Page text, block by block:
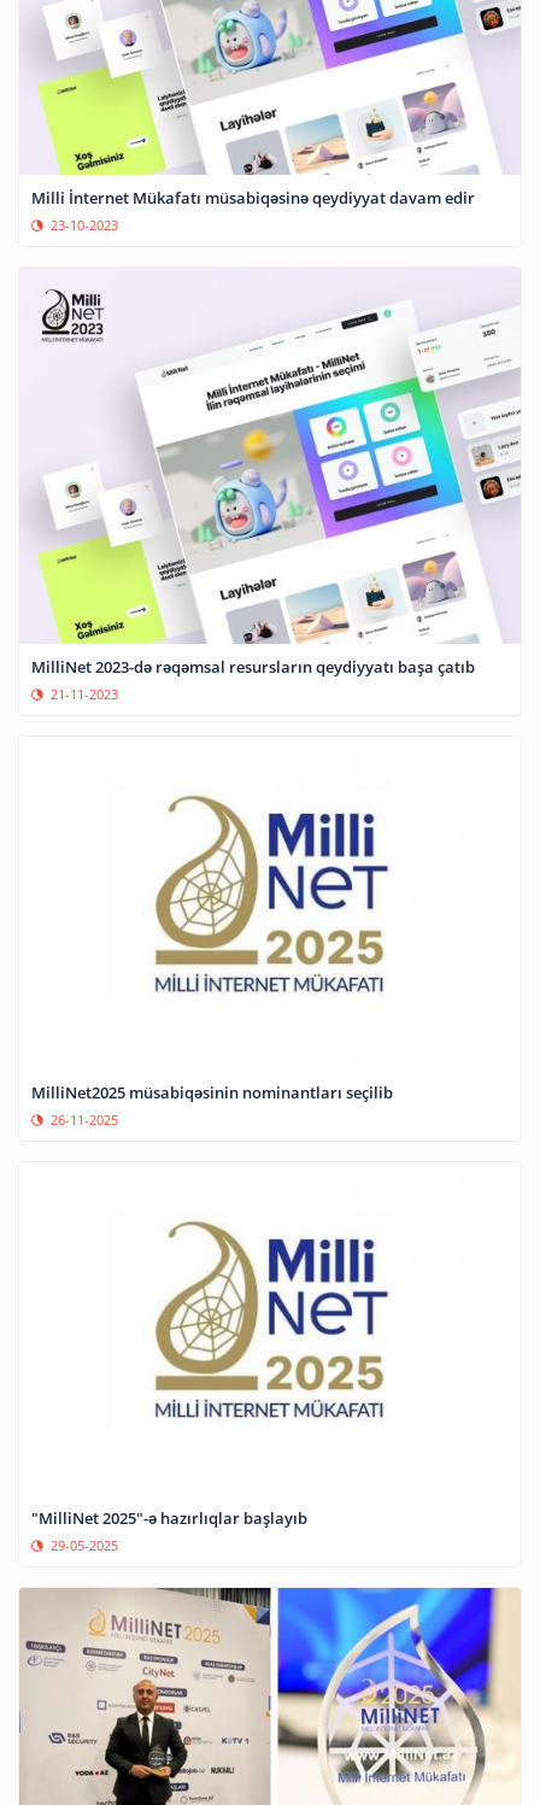
Milli İnternet Mükafatı müsabiqəsinə qeydiyyat davam edir
23-10-2023
MilliNet 2023-də rəqəmsal resursların qeydiyyatı başa çatıb
21-11-2023
MilliNet2025 müsabiqəsinin nominantları seçilib
26-11-2025
"MilliNet 2025"-ə hazırlıqlar başlayıb
29-05-2025